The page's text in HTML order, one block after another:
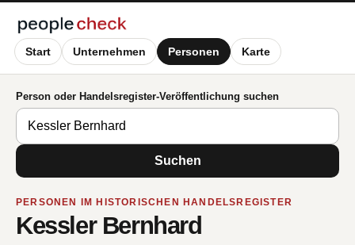
Start Unternehmen Personen Karte
Person oder Handelsregister-Veröffentlichung suchen
Suchen
PERSONEN IM HISTORISCHEN HANDELSREGISTER
Kessler Bernhard